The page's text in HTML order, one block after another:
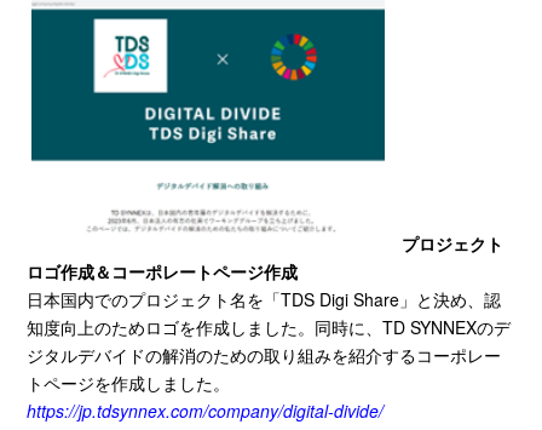
プロジェクト
ロゴ作成＆コーポレートページ作成
日本国内でのプロジェクト名を「TDS Digi Share 」と決め、認
知度向上のためロゴを作成しました。同時に、TD SYNNEXのデ
ジタルデバイドの解消のための取り組みを紹介するコーポレー
トページを作成しました。
https://jp.tdsynnex.com/company/digital-divide/